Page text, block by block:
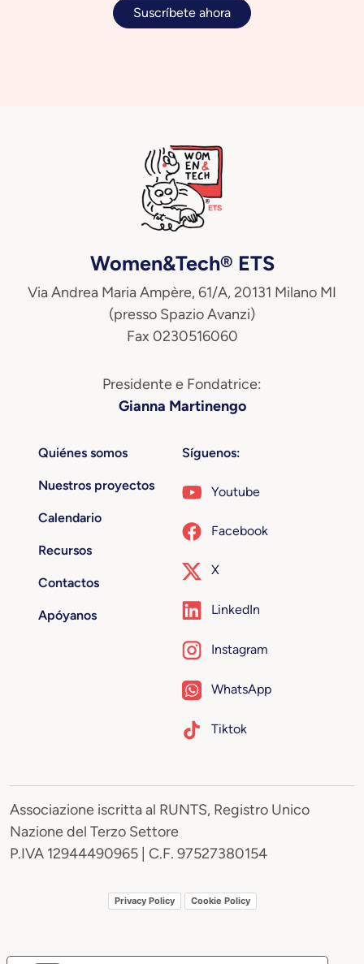
Suscríbete ahora
Women&Tech® ETS
Via Andrea Maria Ampère, 61/A, 20131 Milano MI
(presso Spazio Avanzi)
Fax 0230516060
Presidente e Fondatrice:
Gianna Martinengo
Quiénes somos
Nuestros proyectos
Calendario
Recursos
Contactos
Apóyanos
Síguenos:
Youtube
Facebook
X
LinkedIn
Instagram
WhatsApp
Tiktok
Associazione iscritta al RUNTS, Registro Unico
Nazione del Terzo Settore
P.IVA 12944490965 | C.F. 97527380154
Privacy Policy Cookie Policy